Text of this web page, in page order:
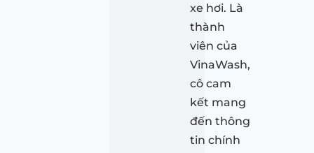
xe hơi. Là
thành
viên của
VinaWash,
cô cam
kết mang
đến thông
tin chính